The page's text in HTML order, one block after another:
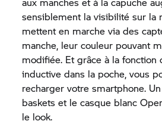
sensiblement la visibilité sur la
mettent en marche via des
manche, leur couleur pouvant
modifiée. Et grâce à la fonction
inductive dans la poche, vous
recharger votre smartphone.
baskets et le casque blanc
le look.